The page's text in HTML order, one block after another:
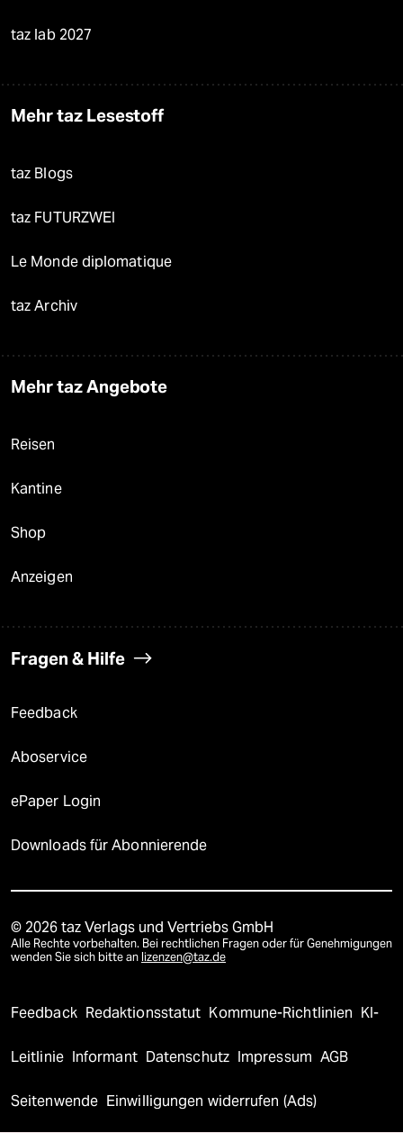
taz lab 2027
Mehr taz Lesestoff
taz Blogs
taz FUTURZWEI
Le Monde diplomatique
taz Archiv
Mehr taz Angebote
Reisen
Kantine
Shop
Anzeigen
Fragen & Hilfe
Feedback
Aboservice
ePaper Login
Downloads für Abonnierende
© 2026 taz Verlags und Vertriebs GmbH
Alle Rechte vorbehalten. Bei rechtlichen Fragen oder für Genehmigungen
wenden Sie sich bitte an lizenzen@taz.de
Feedback Redaktionsstatut Kommune-Richtlinien KI-
Leitlinie Informant Datenschutz Impressum AGB
Seitenwende Einwilligungen widerrufen (Ads)